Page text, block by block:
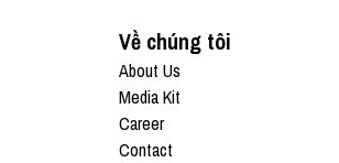
Về chúng tôi
About Us
Media Kit
Career
Contact